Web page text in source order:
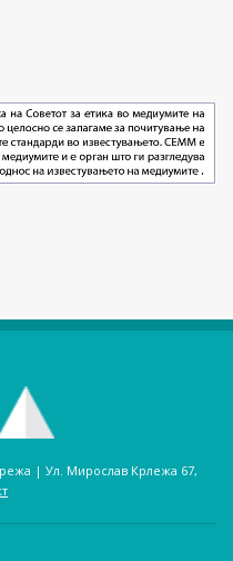
| Ул. Мирослав Крлежа 67,